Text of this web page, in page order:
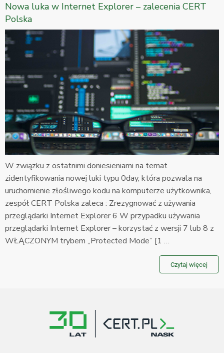
Nowa luka w Internet Explorer – zalecenia CERT
Polska
W związku z ostatnimi doniesieniami na temat
zidentyfikowania nowej luki typu 0day, która pozwala na
uruchomienie złośliwego kodu na komputerze użytkownika,
zespół CERT Polska zaleca : Zrezygnować z używania
przeglądarki Internet Explorer 6 W przypadku używania
przeglądarki Internet Explorer – korzystać z wersji 7 lub 8 z
WŁĄCZONYM trybem „Protected Mode” [1 …
Czytaj więcej